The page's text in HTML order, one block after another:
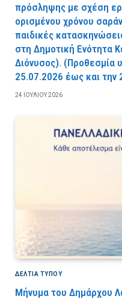
πρόσληψης με σχέση
ορισμένου χρόνου
παιδικές
στη Δημοτική Ενότητα
Διόνυσος). (Προθεσμία
25.07.2026 έως και την
24 ΙΟΥΛΊΟΥ 2026
ΔΕΛΤΙΑ ΤΥΠΟΥ
Μήνυμα του Δημάρχου